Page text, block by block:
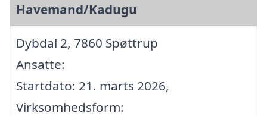
Havemand/Kadugu
Dybdal 2, 7860 Spøttrup
Ansatte:
Startdato: 21. marts 2026,
Virksomhedsform: